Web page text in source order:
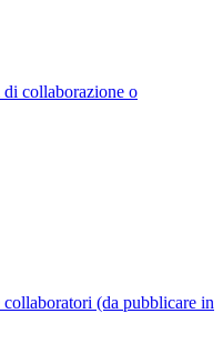
collaborazione o
(da pubblicare in